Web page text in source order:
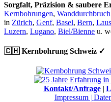
Sorgfalt, Präzision & saubere
Kernbohrungen, Wanddurchbruch
in Zürich, Genf, Basel, Bern,
Luzern, Lugano, Biel/Bienne u.
🇨🇭 Kernbohrung Schweiz ✓
Kontakt/Anfrage|
Impressum |